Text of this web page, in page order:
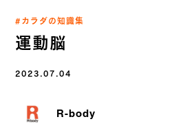
#カラダの知識集
運動脳
2023.07.04
R-body